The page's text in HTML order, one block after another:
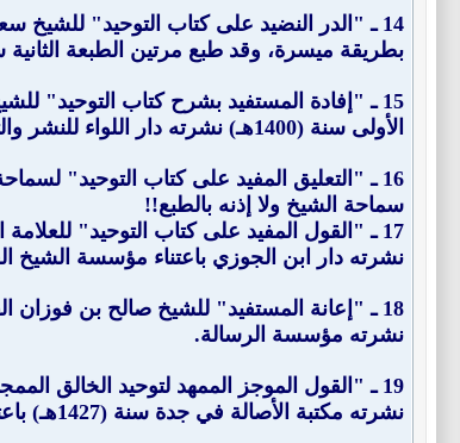
14 ـ " الدر النضيد على كتاب التوحيد" للشيخ
بطريقة ميسرة، وقد طبع مرتين الطبعة الثانية سنة
15 ـ " إفادة المستفيد بشرح كتاب التوحيد
الأولى سنة (1400هـ) نشرته دار اللواء للنشر والتوزيع بالرياض.
16 ـ " التعليق المفيد على كتاب التوحيد
سماحة الشيخ ولا إذنه بالطبع!!
17 ـ "القول المفيد على كتاب التوحيد" للعلامة الفقيه المفسر محمد بن صالح العثيمين ـ رحمه الله ـ (ت: 1421هـ).
نشرته دار ابن الجوزي باعتناء مؤسسة الشيخ
18 ـ " إعانة المستفيد" للشيخ صالح بن فوزان
نشرته مؤسسة الرسالة.
19 ـ " القول الموجز الممهد لتوحيد الخالق
نشرته مكتبة الأصالة في جدة سنة (1427هـ) باعتناء حسن بن منصور الدغريري.